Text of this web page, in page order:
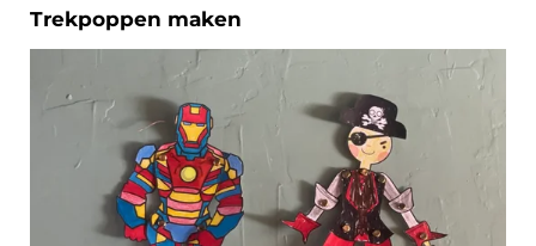
Trekpoppen maken